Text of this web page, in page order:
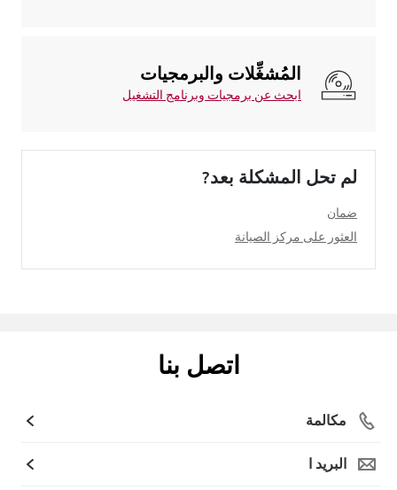
المُشغِّلات والبرمجيات
ابحث عن برمجيات وبرنامج التشغيل
لم تحل المشكلة بعد?
ضمان
العثور على مركز الصيانة
اتصل بنا
مكالمة
البريد ا